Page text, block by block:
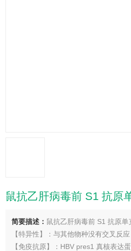
鼠抗乙肝病毒前 S1 抗原
简要描述： 鼠抗乙肝病毒前 S1 抗原单
【特异性】：与其他物种没有交叉反应
【免疫抗原】：HBV pres1 真核表达